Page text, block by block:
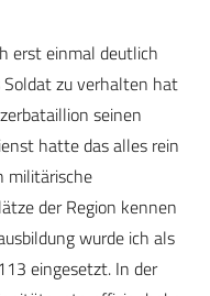
erst einmal deutlich
zu verhalten hat
seinen
hatte das alles rein
militärische
der Region kennen
wurde ich als
eingesetzt. In der